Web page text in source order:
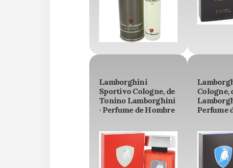
Lamborghini
Sportivo Cologne, de
Tonino Lamborghini
· Perfume de Hombre
Cologne,
Perfume